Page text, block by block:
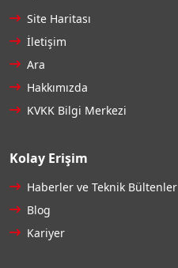
Site Haritası
İletişim
Ara
Hakkımızda
KVKK Bilgi Merkezi
Kolay Erişim
Haberler ve Teknik Bültenler
Blog
Kariyer